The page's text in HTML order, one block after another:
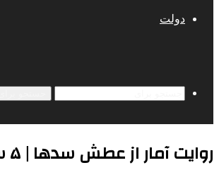
دولت
روایت آمار از عطش سدها | ۵ سد خشک شد